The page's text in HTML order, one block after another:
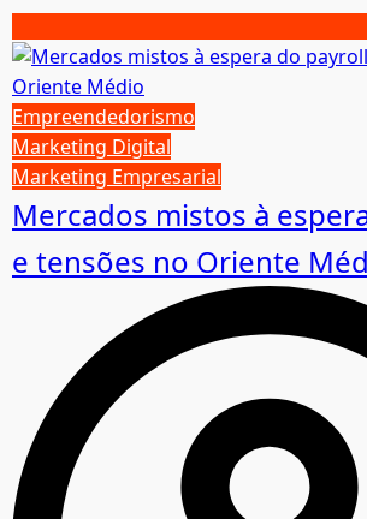
Empreendedorismo
Marketing Digital
Marketing Empresarial
Mercados mistos à
e tensões no Oriente